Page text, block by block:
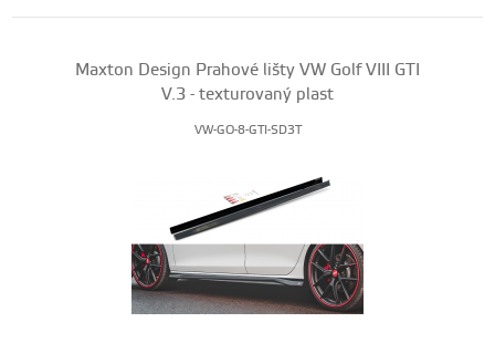
Maxton Design Prahové lišty VW Golf VIII GTI
V.3 - texturovaný plast
VW-GO-8-GTI-SD3T